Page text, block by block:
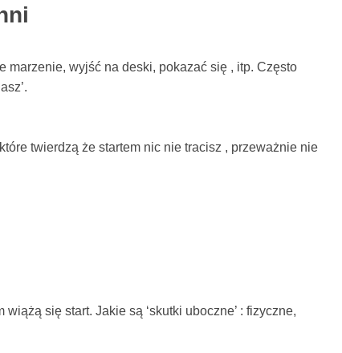
marzenie, wyjść na deski, pokazać się , itp. Często
twierdzą że startem nic nie tracisz , przeważnie nie
się start. Jakie są ‘skutki uboczne’ : fizyczne,